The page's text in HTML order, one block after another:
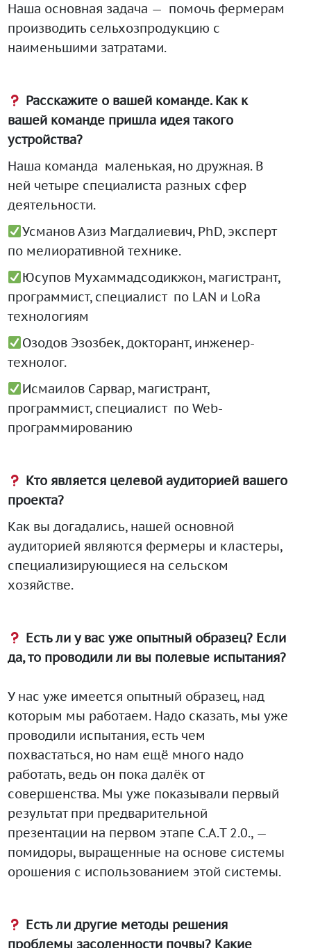
Наша основная задача — помочь фермерам
производить сельхозпродукцию с
наименьшими затратами.
Расскажите о вашей команде. Как к
вашей команде пришла идея такого
устройства?
Наша команда маленькая, но дружная. В
ней четыре специалиста разных сфер
деятельности.
Усманов Азиз Магдалиевич, PhD, эксперт
по мелиоративной технике.
Юсупов Мухаммадсодикжон, магистрант,
программист, специалист по LAN и LoRa
технологиям
Озодов Эзозбек, докторант, инженер-
технолог.
Исмаилов Сарвар, магистрант,
программист, специалист по Web-
программированию
Кто является целевой аудиторией вашего
проекта?
Как вы догадались, нашей основной
аудиторией являются фермеры и кластеры,
специализирующиеся на сельском
хозяйстве.
Есть ли у вас уже опытный образец? Если
да, то проводили ли вы полевые испытания?
У нас уже имеется опытный образец, над
которым мы работаем. Надо сказать, мы уже
проводили испытания, есть чем
похвастаться, но нам ещё много надо
работать, ведь он пока далёк от
совершенства. Мы уже показывали первый
результат при предварительной
презентации на первом этапе C.A.T 2.0., —
помидоры, выращенные на основе системы
орошения с использованием этой системы.
Есть ли другие методы решения
проблемы засоленности почвы? Какие